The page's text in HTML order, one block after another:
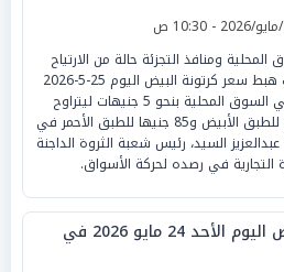
ومنافذ التجزئة حالة من الارتياح
السعري؛ حيث هبط سعر كرتونة البيض اليوم 25-5-2026
للمستهلك في السوق المحلية بنحو 5 جنيهات ليتراوح
بين 80 جنيها للطبق الأبيض و85 جنيها للطبق الأحمر في
السيد، رئيس شعبة الثروة الداجنة
التجارية في رصده لحركة الأسواق.
أسعار البيض اليوم الأحد 24 مايو 2026 في